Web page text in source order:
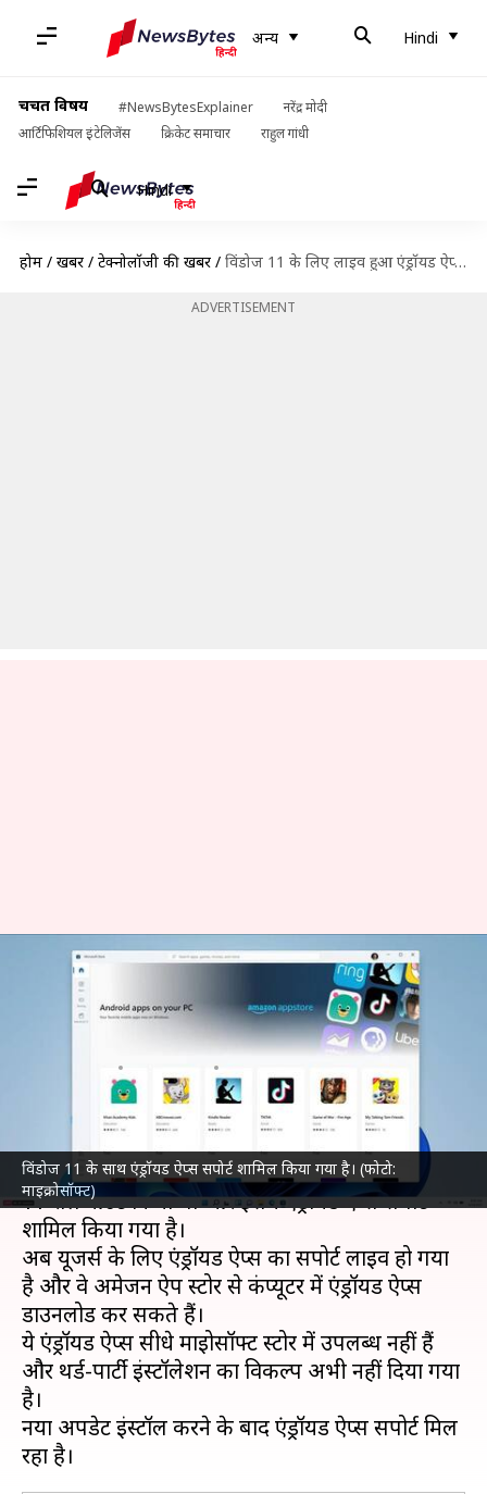
अन्य Hindi
चर्चित विषय #NewsBytesExplainer
नरेंद्र मोदी
आर्टिफिशियल इंटेलिजेंस
क्रिकेट समाचार राहुल गांधी
Hindi
होम / खबरें / टेक्नोलॉजी की खबरें / विंडोज 11 के लिए लाइव हुआ एंड्रॉयड ऐप्स सपोर्ट, ऐसे डाउनलोड कर सकते हैं ऐप्स
ADVERTISEMENT
विंडोज 11 के साथ एंड्रॉयड ऐप्स सपोर्ट शामिल किया गया है। (फोटो:
माइक्रोसॉफ्ट)
विंडोज 11 के लिए लाइव हुआ एंड्रॉयड
ऐप्स सपोर्ट, ऐसे डाउनलोड कर सकते
हैं ऐप्स
पिछले सालमाइक्रोसॉफ्टने विंडोज का लेटेस्ट वर्जन विंडोज
11 रोलआउट किया था और इसमें एंड्रॉयड ऐप्स सपोर्ट
शामिल किया गया है।
अब यूजर्स के लिए एंड्रॉयड ऐप्स का सपोर्ट लाइव हो गया
है और वे अमेजन ऐप स्टोर से कंप्यूटर में एंड्रॉयड ऐप्स
डाउनलोड कर सकते हैं।
ये एंड्रॉयड ऐप्स सीधे माइक्रोसॉफ्ट स्टोर में उपलब्ध नहीं हैं
और थर्ड-पार्टी इंस्टॉलेशन का विकल्प अभी नहीं दिया गया
है।
नया अपडेट इंस्टॉल करने के बाद एंड्रॉयड ऐप्स सपोर्ट मिल